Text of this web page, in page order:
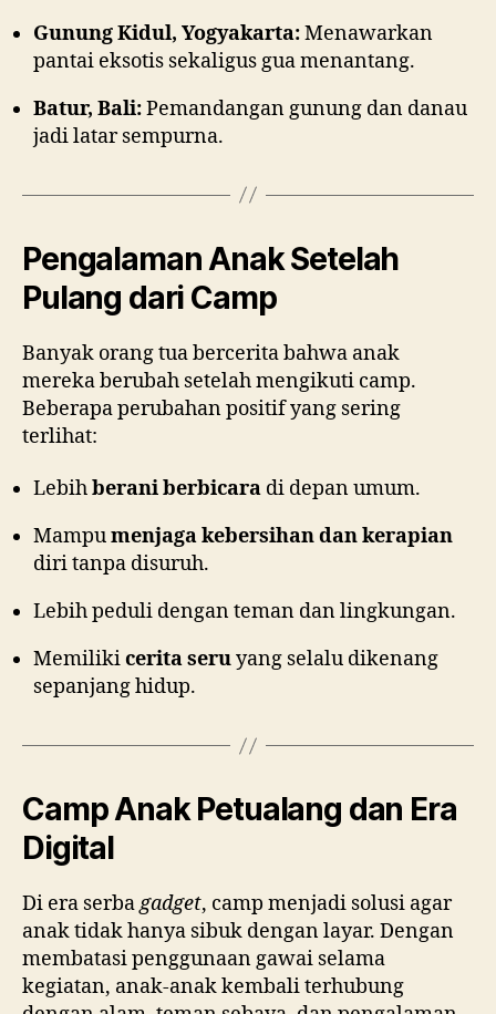
Gunung Kidul, Yogyakarta:Menawarkan
pantai eksotis sekaligus gua menantang.
Batur, Bali:Pemandangan gunung dan danau
jadi latar sempurna.
Pengalaman Anak Setelah
Pulang dari Camp
Banyak orang tua bercerita bahwa anak
mereka berubah setelah mengikuti camp.
Beberapa perubahan positif yang sering
terlihat:
Lebihberani berbicara di depan umum.
Mampumenjaga kebersihan dan kerapian
diri tanpa disuruh.
Lebih peduli dengan teman dan lingkungan.
Memilikicerita seruyang selalu dikenang
sepanjang hidup.
Camp Anak Petualang dan Era
Digital
Di era serbagadget, camp menjadi solusi agar
anak tidak hanya sibuk dengan layar. Dengan
membatasi penggunaan gawai selama
kegiatan, anak-anak kembali terhubung